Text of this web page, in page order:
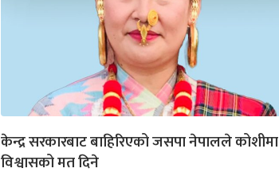
केन्द्र सरकारबाट बाहिरिएको जसपा नेपालले कोशीमा
विश्वासको मत दिने